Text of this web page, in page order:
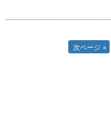
次ページ